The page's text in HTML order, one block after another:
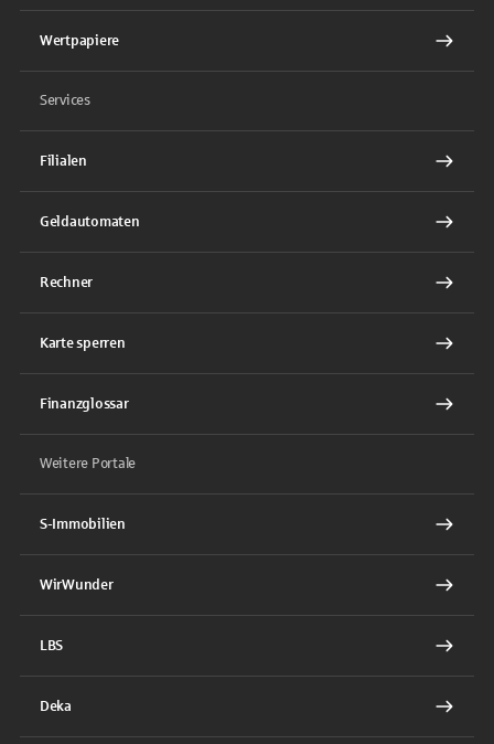
Wertpapiere
Services
Filialen
Geldautomaten
Rechner
Karte sperren
Finanzglossar
Weitere Portale
S-Immobilien
WirWunder
LBS
Deka